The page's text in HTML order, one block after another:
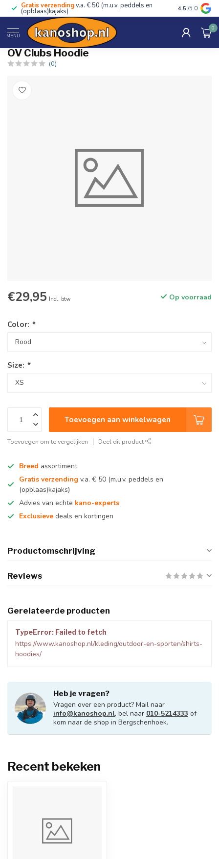
Gratis verzendingv.a. € 50 (m.u.v. peddels en
(opblaas)kajaks) Advies van
4.5 /5.0
MENU
0
Home / OV Clubs Hoodie
OV Clubs Hoodie
(0)
€29,95 Incl. btw Op voorraad
Color: *
Size: *
Toevoegen aan winkelwagen
Toevoegen om te vergelijken Deel dit product
Breed assortiment
Gratis verzending v.a. € 50 (m.u.v. peddels en
(opblaas)kajaks)
Advies van echte kano-experts
Exclusieve deals en kortingen
Productomschrijving
Reviews
Gerelateerde producten
TypeError: Failed to fetch
https://www.kanoshop.nl/kleding/outdoor-en-sporten/shirts-
hoodies/
Heb je vragen?
Vragen over een product? Mail naar
info@kanoshop.nl, bel naar 010-5214333 of
kom naar de shop in Bergschenhoek.
Recent bekeken